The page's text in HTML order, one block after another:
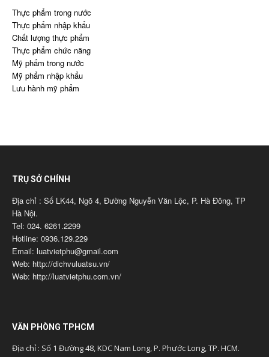
Thực phẩm trong nước
Thực phẩm nhập khẩu
Chất lượng thực phẩm
Thực phẩm chức năng
Mỹ phẩm trong nước
Mỹ phẩm nhập khẩu
Lưu hành mỹ phẩm
TRỤ SỞ CHÍNH
Địa chỉ : Số LK44, Ngõ 4, Đường Nguyễn Văn Lộc, P. Hà Đông, TP
Hà Nội.
Tel: 024. 6261.2299
Hotline: 0936.129.229
Email: luatvietphu@gmail.com
Web: http://dichvuluatsu.vn/
Web: http://luatvietphu.com.vn/
VĂN PHÒNG TPHCM
Địa chỉ : Số 1 Đường 48, KDC Nam Long, P. Phước Long, TP. HCM.